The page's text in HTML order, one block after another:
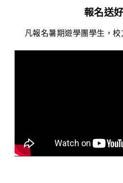
報名送
凡報名暑期遊學團學生，校